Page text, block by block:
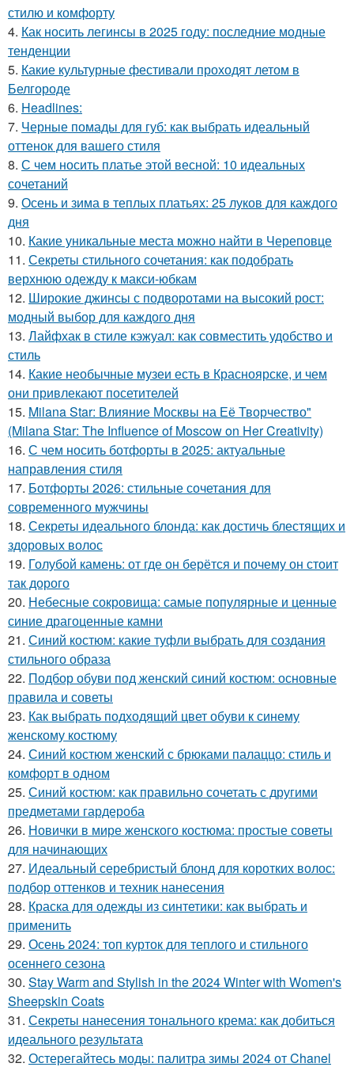
стилю и комфорту
4. Как носить легинсы в 2025 году: последние модные
тенденции
5. Какие культурные фестивали проходят летом в
Белгороде
6. Headlines:
7. Черные помады для губ: как выбрать идеальный
оттенок для вашего стиля
8. С чем носить платье этой весной: 10 идеальных
сочетаний
9. Осень и зима в теплых платьях: 25 луков для каждого
дня
10. Какие уникальные места можно найти в Череповце
11. Секреты стильного сочетания: как подобрать
верхнюю одежду к макси-юбкам
12. Широкие джинсы с подворотами на высокий рост:
модный выбор для каждого дня
13. Лайфхак в стиле кэжуал: как совместить удобство и
стиль
14. Какие необычные музеи есть в Красноярске, и чем
они привлекают посетителей
15. Milana Star: Влияние Москвы на Её Творчество"
(Milana Star: The Influence of Moscow on Her Creativity)
16. С чем носить ботфорты в 2025: актуальные
направления стиля
17. Ботфорты 2026: стильные сочетания для
современного мужчины
18. Секреты идеального блонда: как достичь блестящих и
здоровых волос
19. Голубой камень: от где он берётся и почему он стоит
так дорого
20. Небесные сокровища: самые популярные и ценные
синие драгоценные камни
21. Синий костюм: какие туфли выбрать для создания
стильного образа
22. Подбор обуви под женский синий костюм: основные
правила и советы
23. Как выбрать подходящий цвет обуви к синему
женскому костюму
24. Синий костюм женский с брюками палаццо: стиль и
комфорт в одном
25. Синий костюм: как правильно сочетать с другими
предметами гардероба
26. Новички в мире женского костюма: простые советы
для начинающих
27. Идеальный серебристый блонд для коротких волос:
подбор оттенков и техник нанесения
28. Краска для одежды из синтетики: как выбрать и
применить
29. Осень 2024: топ курток для теплого и стильного
осеннего сезона
30. Stay Warm and Stylish in the 2024 Winter with Women's
Sheepskin Coats
31. Секреты нанесения тонального крема: как добиться
идеального результата
32. Остерегайтесь моды: палитра зимы 2024 от Chanel